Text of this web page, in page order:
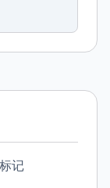
记